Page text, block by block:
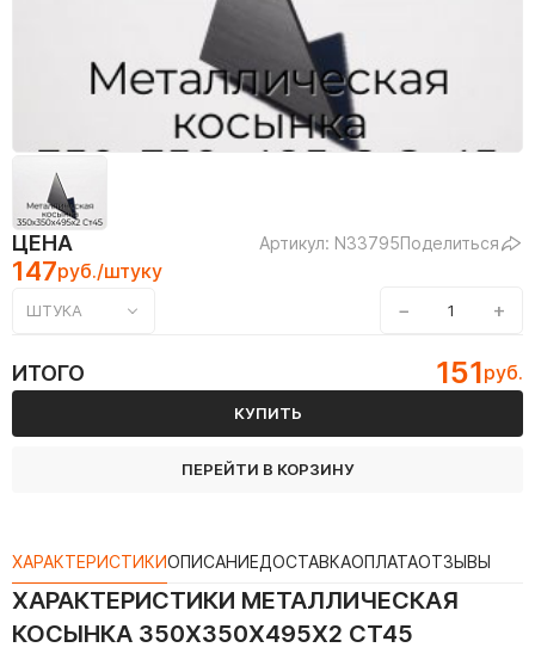
ЦЕНА Артикул: N33795Поделиться
147руб./штуку
ШТУКА − +
ИТОГО 151руб.
КУПИТЬ
ПЕРЕЙТИ В КОРЗИНУ
ХАРАКТЕРИСТИКИОПИСАНИЕДОСТАВКАОПЛАТАОТЗЫВЫ
ХАРАКТЕРИСТИКИ МЕТАЛЛИЧЕСКАЯ
КОСЫНКА 350Х350Х495Х2 СТ45